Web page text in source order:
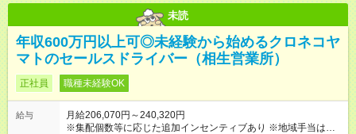
未読
年収600万円以上可◎未経験から始めるクロネコヤ
マトのセールスドライバー（相生営業所）
正社員 職種未経験OK
給与
月給206,070円～240,320円
※集配個数等に応じた追加インセンティブあり ※地域手当は居住